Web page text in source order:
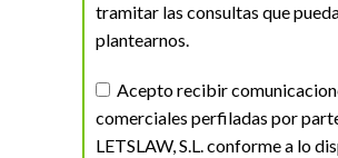
tramitar las consultas que
plantearnos.
Acepto recibir
comerciales perfiladas por
LETSLAW, S.L. conforme a lo